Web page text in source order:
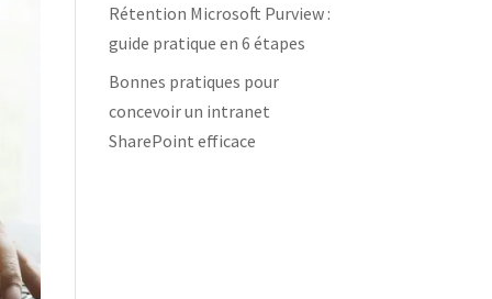
Rétention Microsoft Purview :
guide pratique en 6 étapes
Bonnes pratiques pour
concevoir un intranet
SharePoint efficace